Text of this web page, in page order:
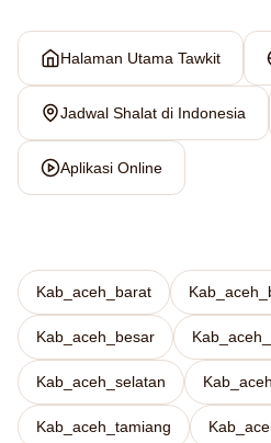
Halaman Utama Tawkit
Jadwal Shalat di Indonesia
Aplikasi Online
Kab_aceh_barat
Kab_aceh_besar
Kab_aceh_selatan
Kab_aceh_tamiang